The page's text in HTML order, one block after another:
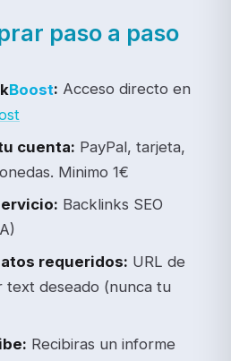
paso a paso
Boost: Acceso directo en
cuenta: PayPal, tarjeta,
Minimo 1€
Backlinks SEO
requeridos: URL de
text deseado (nunca tu
Recibiras un informe